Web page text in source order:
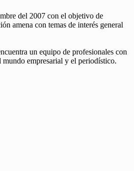
del 2007 con el objetivo de
amena con temas de interés general
un equipo de profesionales con
empresarial y el periodístico.